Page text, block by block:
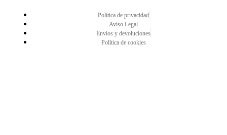
Política de privacidad
Aviso Legal
Envíos y devoluciones
Política de cookies